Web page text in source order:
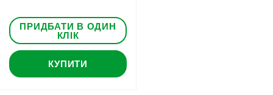
ПРИДБАТИ В ОДИН
КЛІК
КУПИТИ